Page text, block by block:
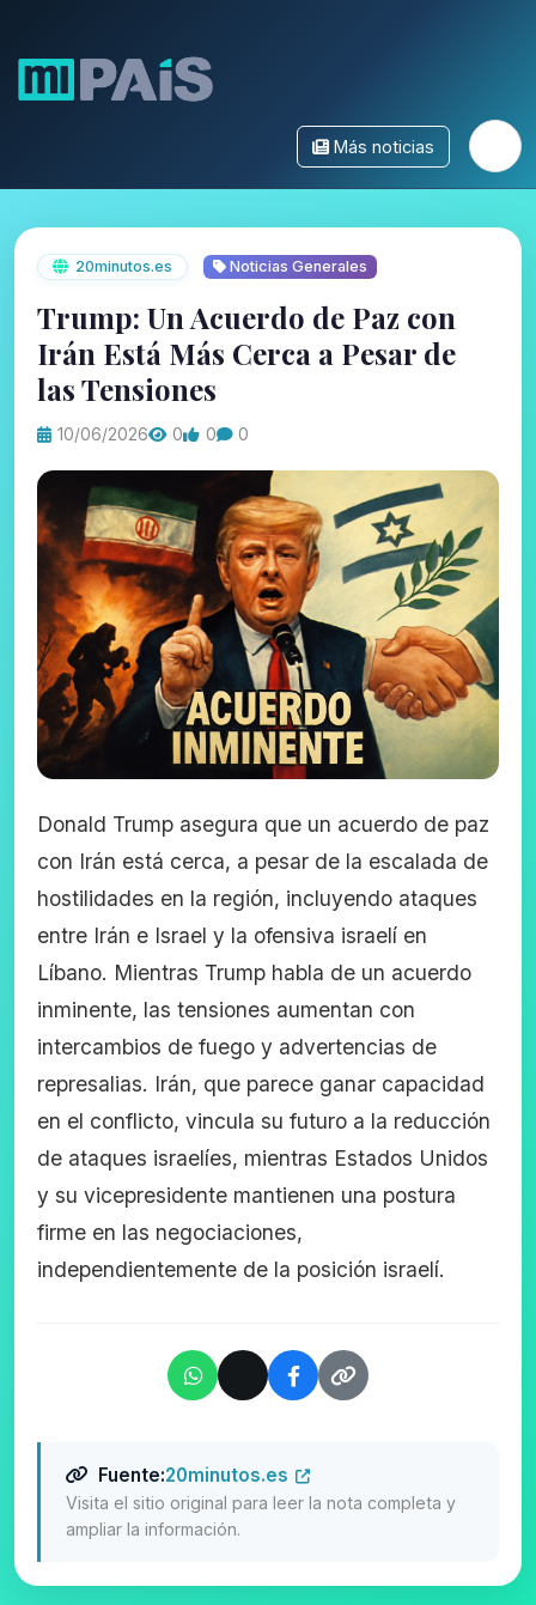
Más noticias
20minutos.es Noticias Generales
Trump: Un Acuerdo de Paz con
Irán Está Más Cerca a Pesar de
las Tensiones
10/06/2026 0 0 0
Donald Trump asegura que un acuerdo de paz
con Irán está cerca, a pesar de la escalada de
hostilidades en la región, incluyendo ataques
entre Irán e Israel y la ofensiva israelí en
Líbano. Mientras Trump habla de un acuerdo
inminente, las tensiones aumentan con
intercambios de fuego y advertencias de
represalias. Irán, que parece ganar capacidad
en el conflicto, vincula su futuro a la reducción
de ataques israelíes, mientras Estados Unidos
y su vicepresidente mantienen una postura
firme en las negociaciones,
independientemente de la posición israelí.
Fuente:20minutos.es
Visita el sitio original para leer la nota completa y
ampliar la información.